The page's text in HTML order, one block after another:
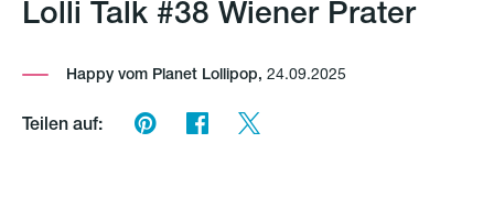
Lolli Talk #38 Wiener Prater
Happy vom Planet Lollipop, 24.09.2025
Teilen auf: